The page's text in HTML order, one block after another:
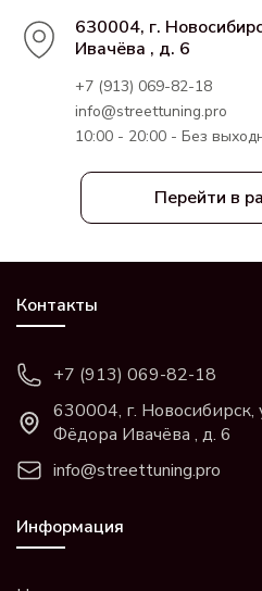
Перейти в
630004, г.
Ивачёва , д. 6
+7 (913) 069-82-18
info@streettuning.pro
10:00 - 20:00 - Без
Контакты
+7 (913) 069-82-18
630004, г. Новосибирск,
Фёдора Ивачёва , д. 6
info@streettuning.pro
Информация